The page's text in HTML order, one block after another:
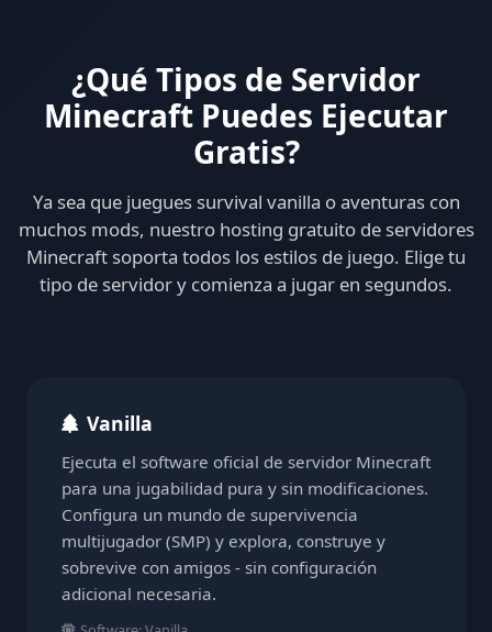
¿Qué Tipos de Servidor
Minecraft Puedes Ejecutar
Gratis?
Ya sea que juegues survival vanilla o aventuras con
muchos mods, nuestro hosting gratuito de servidores
Minecraft soporta todos los estilos de juego. Elige tu
tipo de servidor y comienza a jugar en segundos.
Vanilla
Ejecuta el software oficial de servidor Minecraft
para una jugabilidad pura y sin modificaciones.
Configura un mundo de supervivencia
multijugador (SMP) y explora, construye y
sobrevive con amigos - sin configuración
adicional necesaria.